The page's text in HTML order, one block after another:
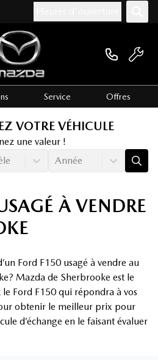
Service Offres
VOTRE VÉHICULE
une valeur !
Année
À VENDRE
Ford F150 usagé à vendre au
Mazda de Sherbrooke est le
Ford F150 qui répondra à vos
obtenir le meilleur prix pour
d’échange en le faisant évaluer